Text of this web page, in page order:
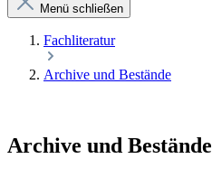
Menü schließen
Fachliteratur
Archive und Bestände
Archive und Bestände